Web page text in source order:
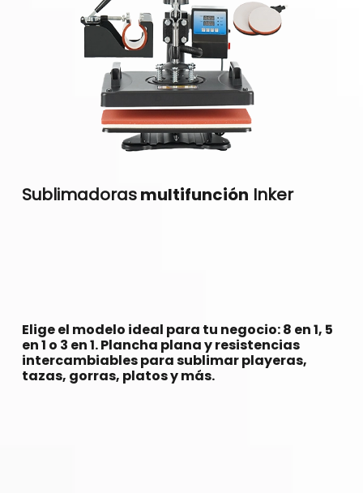
Sublimadorasmultifunción Inker
Elige el modelo ideal para tu negocio: 8 en 1, 5
en 1 o 3 en 1. Plancha plana y resistencias
intercambiables para sublimar playeras,
tazas, gorras, platos y más.